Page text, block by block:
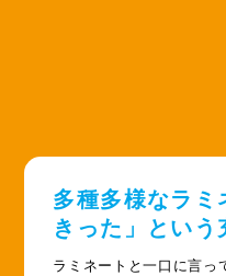
多種多様なラミ
きった」という
ラミネートと一口に言っ